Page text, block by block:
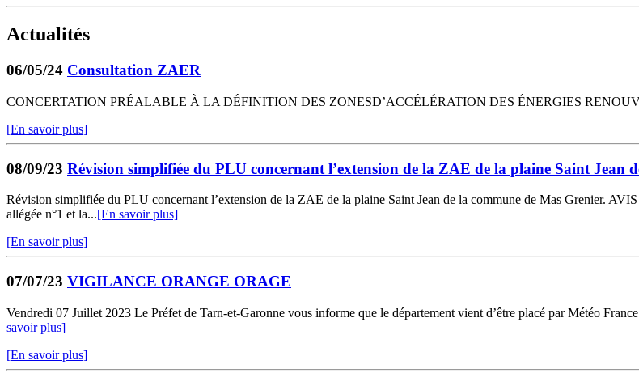
Actualités
06/05/24 Consultation ZAER
CONCERTATION PRÉALABLE À LA DÉFINITION DES ZONESD’ACCÉLÉRATION DES ÉNERGIES
[En savoir plus]
08/09/23 Révision simplifiée du PLU concernant l’extension de la ZAE de la plaine Saint Jean
Révision simplifiée du PLU concernant l’extension de la ZAE de la plaine Saint Jean de la commune de Mas Grenier.
allégée n°1 et la...[En savoir plus]
[En savoir plus]
07/07/23 VIGILANCE ORANGE ORAGE
Vendredi 07 Juillet 2023 Le Préfet de Tarn-et-Garonne vous informe que le département vient d’être placé par Météo
savoir plus]
[En savoir plus]